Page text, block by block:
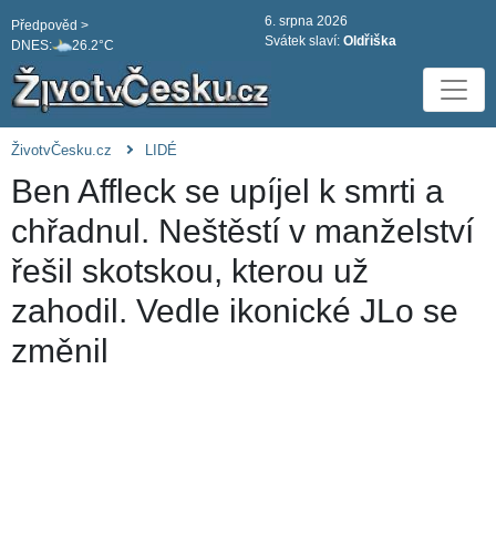
DNES: 26.2°C
Předpověd >
6. srpna 2026
Svátek slaví: Oldřiška
ŽivotvČesku.cz LIDÉ
Ben Affleck se upíjel k smrti a
chřadnul. Neštěstí v manželství
řešil skotskou, kterou už
zahodil. Vedle ikonické JLo se
změnil